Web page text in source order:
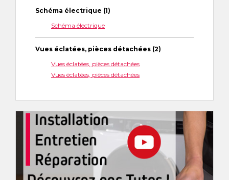
Schéma électrique (1)
Schéma électrique
Vues éclatées, pièces détachées (2)
Vues éclatées, pièces détachées
Vues éclatées, pièces détachées